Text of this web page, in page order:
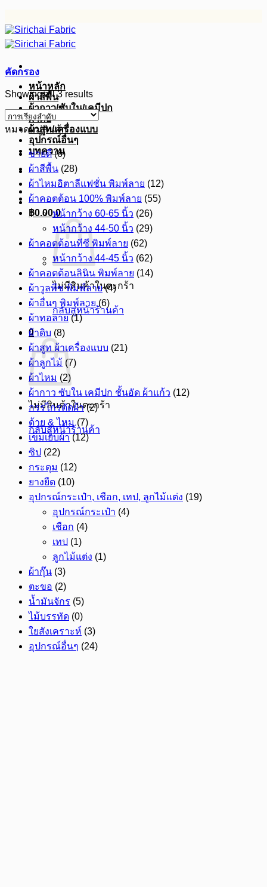
ไป
ยัง
หน้าหลัก
ผ้าสีพื้น
ผ้ากาว/ซับใน/เคมีปก
ผ้าดิบ
ผ้าสูท/เครื่องแบบ
อุปกรณ์อื่นๆ
บทความ
฿0.00 0
ไม่มีสินค้าในตะกร้า
กลับสู่หน้าร้านค้า
0
ไม่มีสินค้าในตะกร้า
กลับสู่หน้าร้านค้า
คัดกรอง
Showing all 3 results
หมวดหมู่สินค้า
ขายดี (6)
ผ้าสีพื้น (28)
ผ้าไหมอิตาลีแฟชั่น พิมพ์ลาย (12)
ผ้าคอตต้อน 100% พิมพ์ลาย (55)
หน้ากว้าง 60-65 นิ้ว (26)
หน้ากว้าง 44-50 นิ้ว (29)
ผ้าคอตต้อนทีซี พิมพ์ลาย (62)
หน้ากว้าง 44-45 นิ้ว (62)
ผ้าคอตต้อนลินิน พิมพ์ลาย (14)
ผ้าวูลพีซ พิมพ์ลาย (4)
ผ้าอื่นๆ พิมพ์ลาย (6)
ผ้าทอลาย (1)
ผ้าดิบ (8)
ผ้าสูท ผ้าเครื่องแบบ (21)
ผ้าลูกไม้ (7)
ผ้าไหม (2)
ผ้ากาว ซับใน เคมีปก ชั้นอัด ผ้าแก้ว (12)
กรรไกรตัดผ้า (2)
ด้าย & ไหม (7)
เข็มเย็บผ้า (12)
ซิป (22)
กระดุม (12)
ยางยืด (10)
อุปกรณ์กระเป๋า, เชือก, เทป, ลูกไม้แต่ง (19)
อุปกรณ์กระเป๋า (4)
เชือก (4)
เทป (1)
ลูกไม้แต่ง (1)
ผ้ากุ๊น (3)
ตะขอ (2)
น้ำมันจักร (5)
ไม้บรรทัด (0)
ใยสังเคราะห์ (3)
อุปกรณ์อื่นๆ (24)